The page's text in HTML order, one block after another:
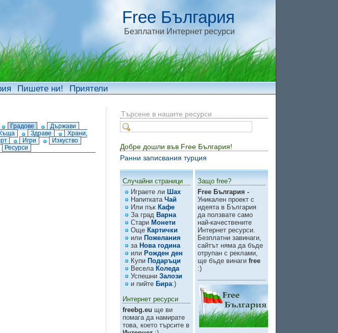
Free България
Безплатни Интернет ресурси
Пишете ни! Приятели
Градове
Държави
Къща Здраве
Храни,
Игри
Изкуство
Ресурси
Търсене в нашите ресурси
Добре дошли във Free България!
Ранни записвания турция
Случайни страници
Играете ли Шах
Напитката Чай
Или пък Кафе
За град Варна
Стари Монети
Още Картички
или Пожелания
за Нова година
или Рожден ден
Купи Подаръци
Весела Коледа
Успешни Залози
и пийте Бира:)
Интернет ресурси
freebg.eu ще ви
помага да намирате
това, което търсите в
Защо free?
Free България -
Уникален проект с
идеята в България
да ползвате само
най-качествените
Интернет ресурси.
Безплатни завинаги,
сайтът няма да бъде
отрупан с реклами,
ще бъде винаги free
:)